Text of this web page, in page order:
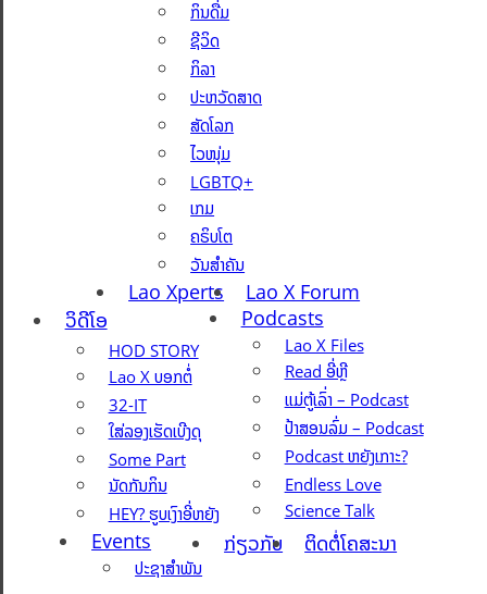
ກິນດື່ມ
ຊີວິດ
ກິລາ
ປະຫວັດສາດ
ສັດໂລກ
ໄວໜຸ່ມ
LGBTQ+
ເກມ
ຄຣິບໂຕ
ວັນສຳຄັນ
Lao Xperts
Lao X Forum
ວິດີໂອ
HOD STORY
Lao X ບອກຕໍ່
32-IT
ໃສ່ລອງເຮັດເບີງດຸ
Some Part
ນັດກັນກິນ
HEY? ຮູບເງົາອີ່ຫຍັງ
Podcasts
Lao X Files
Read ອີ່ຫຼີ
ແມ່ຕູ້ເລົ່າ – Podcast
ປ້າສອນລົ່ມ – Podcast
Podcast ຫຍັງເກາະ?
Endless Love
Science Talk
Events
ປະຊາສຳພັນ
ກ່ຽວກັບ ຕິດຕໍ່ໂຄສະນາ